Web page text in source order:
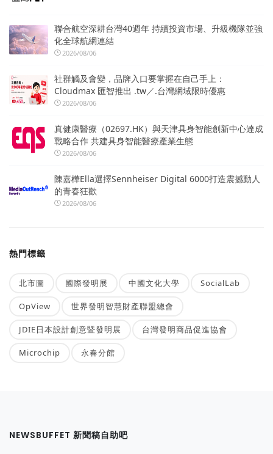
聯合航空深耕台灣40週年 持續投資市場、升級機隊並強
化全球航網連結
2026/08/06
社群觸及會變，品牌入口要掌握在自己手上：
Cloudmax 匯智推出 .tw／.台灣網域限時優惠
2026/08/06
真健康醫療（02697.HK）與天津具身智能創新中心達成
戰略合作 共建具身智能醫療產業生態
2026/08/06
陳嘉樺Ella選擇Sennheiser Digital 6000打造震撼動人
的青春狂歡
2026/08/06
熱門標籤
北市圖 國際發明展 中國文化大學 SocialLab
OpView 世界發明智慧財產聯盟總會
JDIE日本設計創意暨發明展 台灣發明商品促進協會
Microchip 永春分館
NEWSBUFFET 新聞稿自助吧